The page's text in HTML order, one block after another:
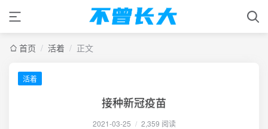
首页 / 活着 / 正文
活着
接种新冠疫苗
2021-03-25 / 2,359 阅读